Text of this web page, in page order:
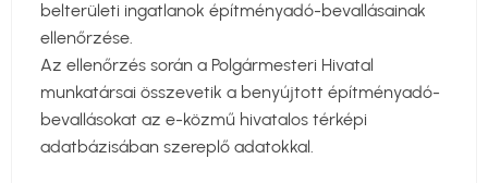
belterületi ingatlanok építményadó-bevallásainak
ellenőrzése.
Az ellenőrzés során a Polgármesteri Hivatal
munkatársai összevetik a benyújtott építményadó-
bevallásokat az e-közmű hivatalos térképi
adatbázisában szereplő adatokkal.